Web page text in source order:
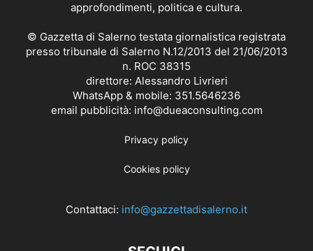
approfondimenti, politica e cultura.
© Gazzetta di Salerno testata giornalistica registrata
presso tribunale di Salerno N.12/2013 del 21/06/2013
n. ROC 38315
direttore: Alessandro Livrieri
WhatsApp & mobile: 351.5646236
email pubblicità: info@dueaconsulting.com
Privacy policy
Cookies policy
Contattaci: info@gazzettadisalerno.it